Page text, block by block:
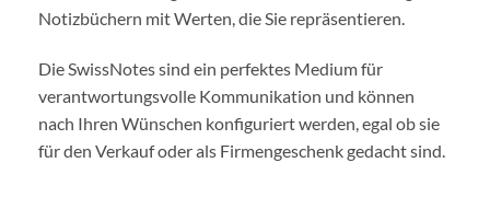
Notizbüchern mit Werten, die Sie repräsentieren.
Die SwissNotes sind ein perfektes Medium für
verantwortungsvolle Kommunikation und können
nach Ihren Wünschen konfiguriert werden, egal ob sie
für den Verkauf oder als Firmengeschenk gedacht sind.